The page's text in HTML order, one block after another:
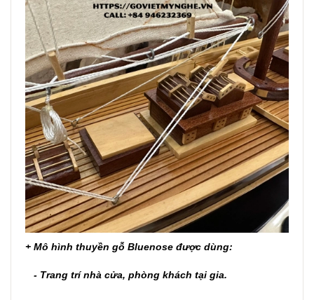
+ Mô hình thuyền gỗ Bluenose được dùng:
- Trang trí nhà cửa, phòng khách tại gia.